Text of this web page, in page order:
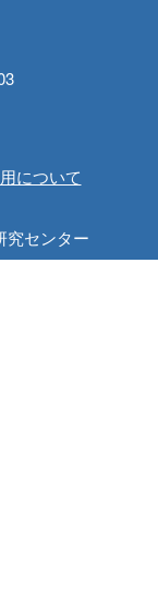
について
究センター